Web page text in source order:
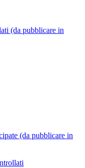
(da pubblicare in
(da pubblicare in